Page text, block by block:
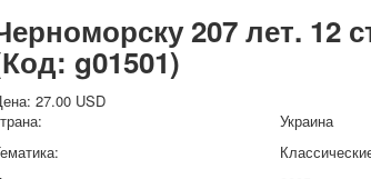
Открытки
С Новым годом!
8 марта
23 февраля
Свадьба
207 лет. 12
g01501)
27.00 USD
Украина